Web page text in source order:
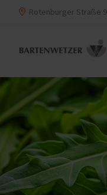
Rotenburger Straße